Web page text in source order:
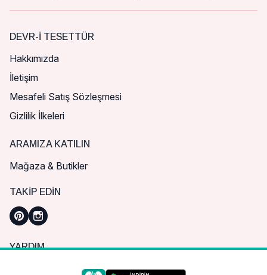
DEVR-I TESETTÜR
Hakkımızda
İletişim
Mesafeli Satış Sözleşmesi
Gizlilik İlkeleri
ARAMIZA KATILIN
Mağaza & Butikler
TAKIP EDIN
YARDIM
Sık Sorulan Sorular